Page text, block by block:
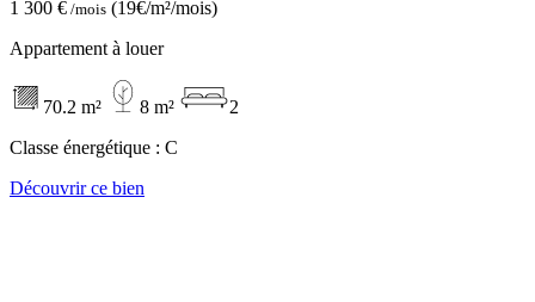
1 300 € /mois (19€/m²/mois)
Appartement à louer
70.2 m² 8 m²
2
Classe énergétique : C
Découvrir ce bien